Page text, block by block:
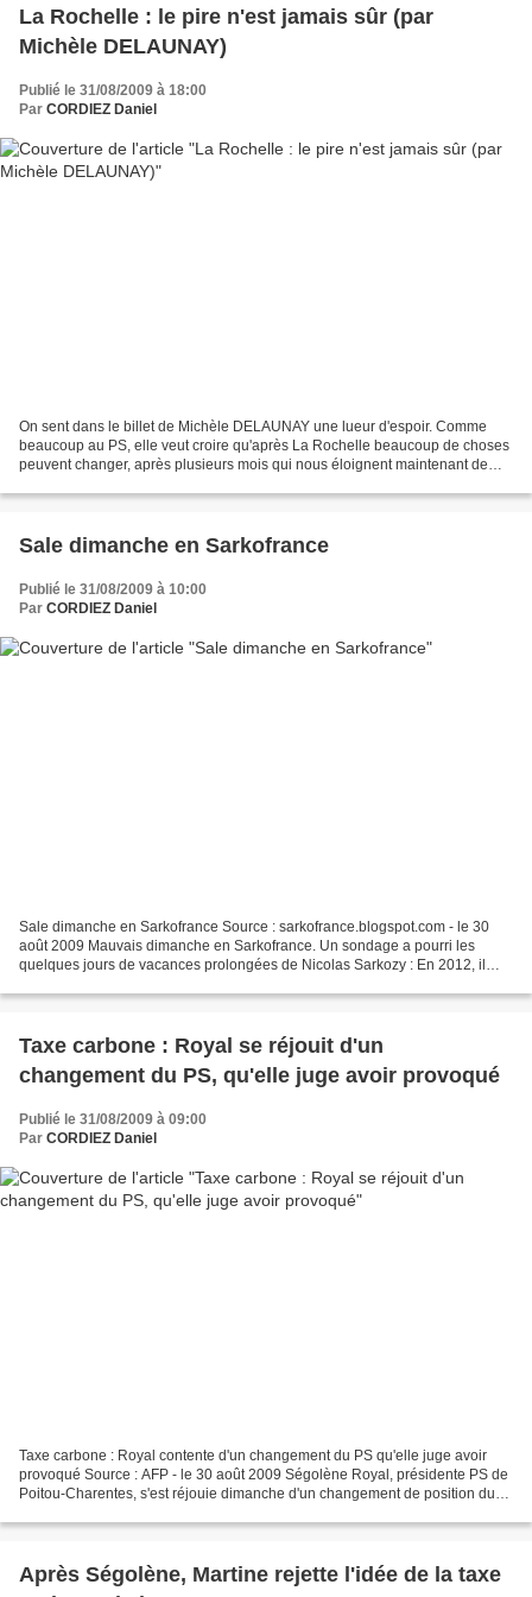
La Rochelle : le pire n'est jamais sûr (par
Michèle DELAUNAY)
Publié le 31/08/2009 à 18:00
Par CORDIEZ Daniel
On sent dans le billet de Michèle DELAUNAY une lueur d'espoir. Comme
beaucoup au PS, elle veut croire qu'après La Rochelle beaucoup de choses
peuvent changer, après plusieurs mois qui nous éloignent maintenant de
Sale dimanche en Sarkofrance
Publié le 31/08/2009 à 10:00
Par CORDIEZ Daniel
Sale dimanche en Sarkofrance Source : sarkofrance.blogspot.com - le 30
août 2009 Mauvais dimanche en Sarkofrance. Un sondage a pourri les
quelques jours de vacances prolongées de Nicolas Sarkozy : En 2012, il
Taxe carbone : Royal se réjouit d'un
changement du PS, qu'elle juge avoir provoqué
Publié le 31/08/2009 à 09:00
Par CORDIEZ Daniel
Taxe carbone : Royal contente d'un changement du PS qu'elle juge avoir
provoqué Source : AFP - le 30 août 2009 Ségolène Royal, présidente PS de
Poitou-Charentes, s'est réjouie dimanche d'un changement de position du
Après Ségolène, Martine rejette l'idée de la taxe